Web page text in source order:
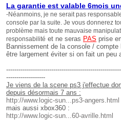
La garantie est valable 6mois
-Néanmoins, je ne serait pas
console par la suite. Je vous donnerez
problème mais toute mauvaise
responsabilité et ne seras PAS prise
Bannissement de la console /
être largement éviter si on fait un peu
-------------------
Je viens de la scene ps3 j'effectue
depuis désormais 7 ans :
http://www.logic-sun...ps3-angers.html
mais aussi xbox360 :
http://www.logic-sun...60-avrille.html